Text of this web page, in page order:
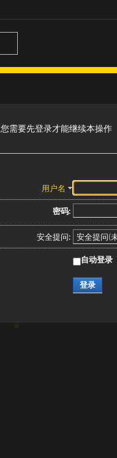
您需要先登录才能继续本操作
用户名
密码:
安全提问:
自动登录
登录